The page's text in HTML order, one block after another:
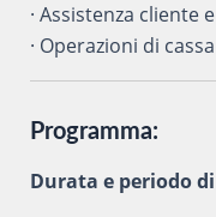
· Assistenza cliente
· Operazioni di cassa
Programma:
Durata e periodo